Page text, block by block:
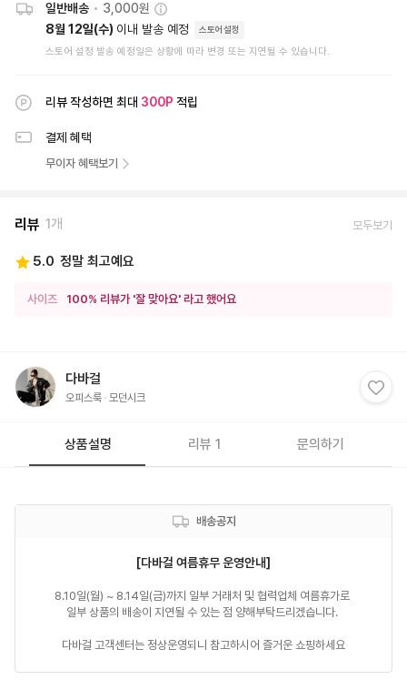
일반배송 • 3,000원
8월 12일(수) 이내 발송 예정 스토어설정
스토어 설정 발송 예정일은 상황에 따라 변경 또는 지연될 수 있습니다.
리뷰 작성하면 최대 300P 적립
결제 혜택
무이자 혜택보기
리뷰 1개 모두보기
5.0 정말 최고예요
사이즈 100% 리뷰가 '잘 맞아요' 라고 했어요
다바걸
오피스룩 모던시크
상품설명 리뷰 1 문의하기
배송공지
[다바걸 여름휴무 운영안내]
8.10일(월) ~ 8.14일(금)까지 일부 거래처 및 협력업체 여름휴가로
일부 상품의 배송이 지연될 수 있는 점 양해부탁드리겠습니다.
다바걸 고객센터는 정상운영되니 참고하시어 즐거운 쇼핑하세요